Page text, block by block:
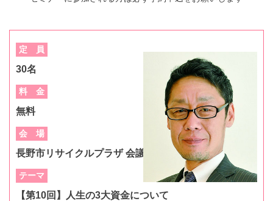
定 員
30名
料 金
無料
会 場
長野市リサイクルプラザ 会議室
テーマ
【第10回】人生の3大資金について